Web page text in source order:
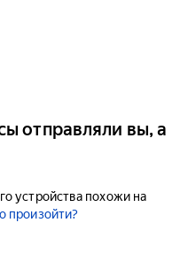
отправляли вы, а
устройства похожи на
произойти?